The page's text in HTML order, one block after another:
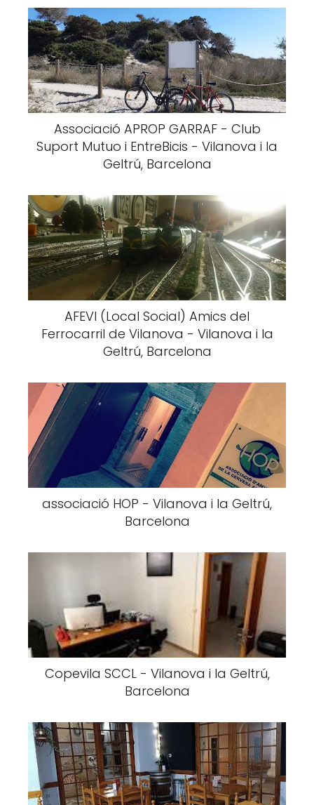
Associació APROP GARRAF - Club
Suport Mutuo i EntreBicis - Vilanova i la
Geltrú, Barcelona
AFEVI (Local Social) Amics del
Ferrocarril de Vilanova - Vilanova i la
Geltrú, Barcelona
associació HOP - Vilanova i la Geltrú,
Barcelona
Copevila SCCL - Vilanova i la Geltrú,
Barcelona